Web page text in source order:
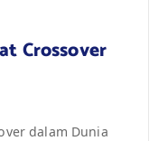
Crossover
dalam Dunia